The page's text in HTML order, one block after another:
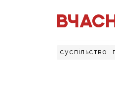
суспільство